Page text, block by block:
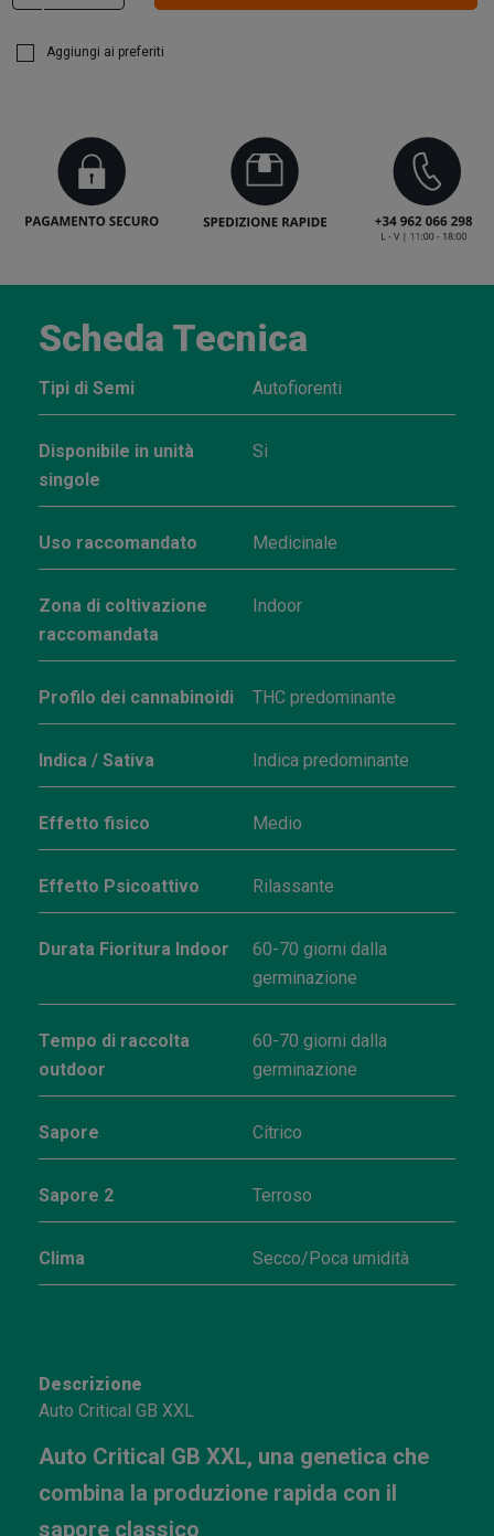
Aggiungi ai preferiti
Scheda Tecnica
Tipi di Semi Autofiorenti
Disponibile in unità
singole
Si
Uso raccomandato Medicinale
Zona di coltivazione
raccomandata
Indoor
Profilo dei cannabinoidi THC predominante
Indica / Sativa Indica predominante
Effetto fisico Medio
Effetto Psicoattivo Rilassante
Durata Fioritura Indoor
60-70 giorni dalla
germinazione
Tempo di raccolta
outdoor
60-70 giorni dalla
germinazione
Sapore Cítrico
Sapore 2 Terroso
Clima Secco/Poca umidità
Descrizione
Auto Critical GB XXL
Auto Critical GB XXL, una genetica che
combina la produzione rapida con il
sapore classico